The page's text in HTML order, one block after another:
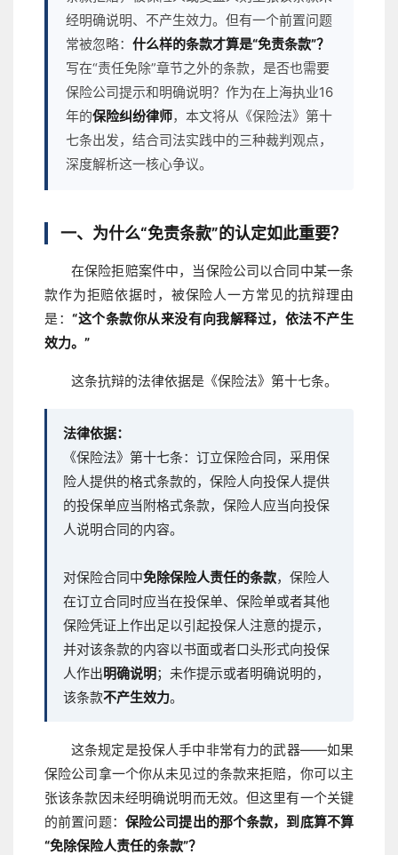
经明确说明、不产生效力。但有一个前置问题
常被忽略： 什么样的条款才算是“免责条款”？
写在“责任免除”章节之外的条款，是否也需要
保险公司提示和明确说明？作为在上海执业16
年的保险纠纷律师，本文将从《保险法》第十
七条出发，结合司法实践中的三种裁判观点，
深度解析这一核心争议。
一、为什么“免责条款”的认定如此重要？
在保险拒赔案件中，当保险公司以合同中某一条
款作为拒赔依据时，被保险人一方常见的抗辩理由
是：“这个条款你从来没有向我解释过，依法不产生
效力。”
这条抗辩的法律依据是《保险法》第十七条。
法律依据：
《保险法》第十七条：订立保险合同，采用保
险人提供的格式条款的，保险人向投保人提供
的投保单应当附格式条款，保险人应当向投保
人说明合同的内容。
对保险合同中免除保险人责任的条款，保险人
在订立合同时应当在投保单、保险单或者其他
保险凭证上作出足以引起投保人注意的提示，
并对该条款的内容以书面或者口头形式向投保
人作出明确说明；未作提示或者明确说明的，
该条款不产生效力。
这条规定是投保人手中非常有力的武器——如果
保险公司拿一个你从未见过的条款来拒赔，你可以主
张该条款因未经明确说明而无效。但这里有一个关键
的前置问题： 保险公司提出的那个条款，到底算不算
“免除保险人责任的条款”？